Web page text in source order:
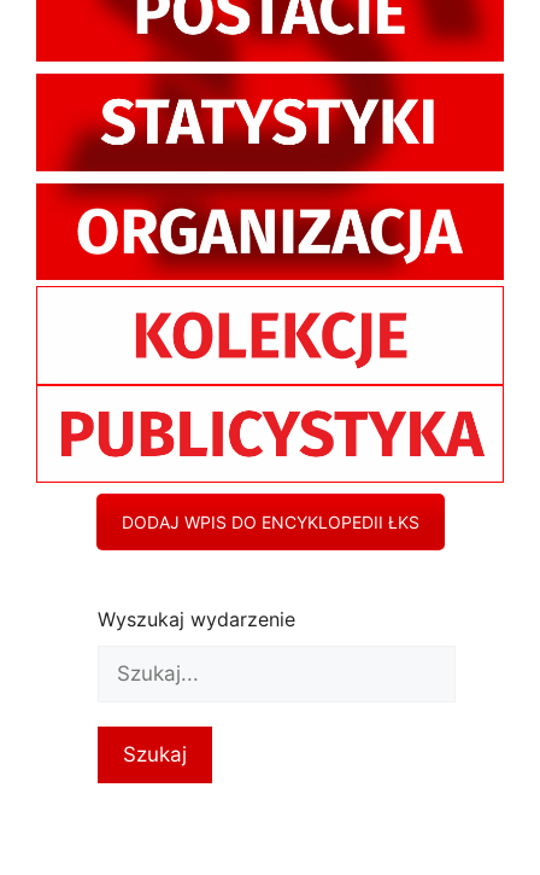
DODAJ WPIS DO ENCYKLOPEDII ŁKS
Wyszukaj wydarzenie